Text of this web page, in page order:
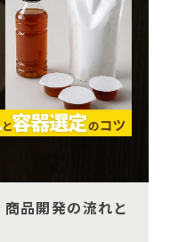
品開発の流れと